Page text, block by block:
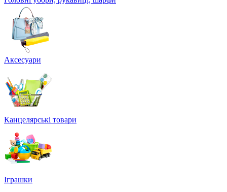
Аксесуари
Канцелярські товари
Іграшки